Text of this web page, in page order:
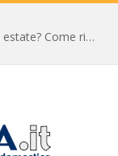
Quali elettrodomestici consumano di più in estate? Come ridurre la bolletta